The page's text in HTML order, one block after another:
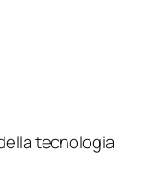
tecnologia